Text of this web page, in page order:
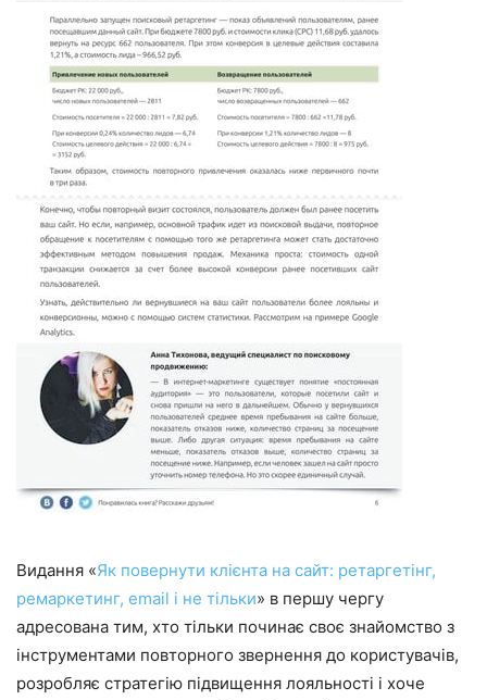
Видання «Як повернути клієнта на сайт: ретаргетінг,
ремаркетинг, email і не тільки» в першу чергу
адресована тим, хто тільки починає своє знайомство з
інструментами повторного звернення до користувачів,
розробляє стратегію підвищення лояльності і хоче